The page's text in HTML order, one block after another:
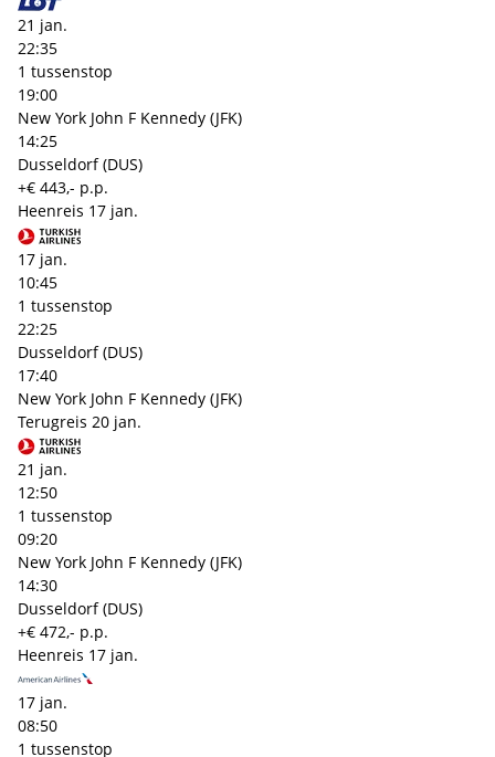
21 jan.
22:35
1 tussenstop
19:00
New York John F Kennedy (JFK)
14:25
Dusseldorf (DUS)
+€ 443,- p.p.
Heenreis 17 jan.
17 jan.
10:45
1 tussenstop
22:25
Dusseldorf (DUS)
17:40
New York John F Kennedy (JFK)
Terugreis 20 jan.
21 jan.
12:50
1 tussenstop
09:20
New York John F Kennedy (JFK)
14:30
Dusseldorf (DUS)
+€ 472,- p.p.
Heenreis 17 jan.
17 jan.
08:50
1 tussenstop